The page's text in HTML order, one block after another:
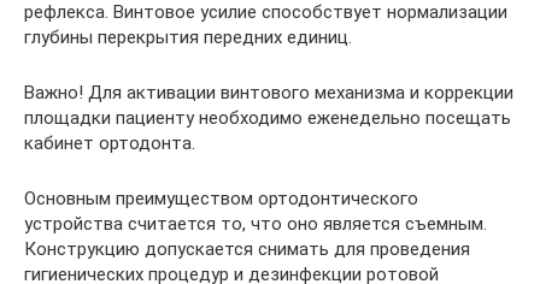
рефлекса. Винтовое усилие способствует нормализации
глубины перекрытия передних единиц.
Важно! Для активации винтового механизма и коррекции
площадки пациенту необходимо еженедельно посещать
кабинет ортодонта.
Основным преимуществом ортодонтического
устройства считается то, что оно является съемным.
Конструкцию допускается снимать для проведения
гигиенических процедур и дезинфекции ротовой